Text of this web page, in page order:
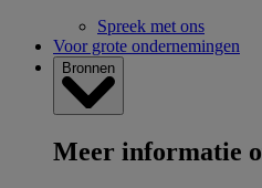
Spreek met ons
Voor grote ondernemingen
Bronnen
Meer informatie